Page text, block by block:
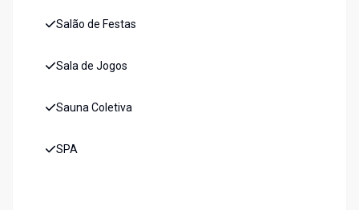
Salão de Festas
Sala de Jogos
Sauna Coletiva
SPA